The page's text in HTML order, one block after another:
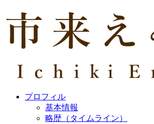
プロフィル
基本情報
略歴（タイムライン）